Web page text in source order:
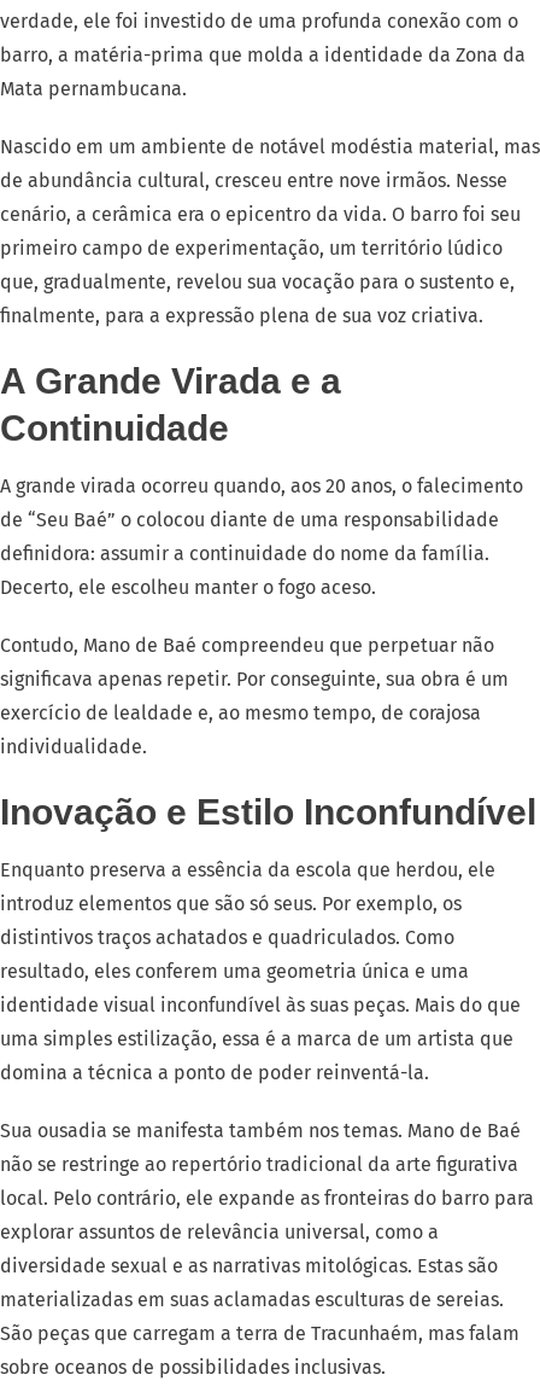
verdade, ele foi investido de uma profunda conexão com o
barro, a matéria-prima que molda a identidade da Zona da
Mata pernambucana.
Nascido em um ambiente de notável modéstia material, mas
de abundância cultural, cresceu entre nove irmãos. Nesse
cenário, a cerâmica era o epicentro da vida. O barro foi seu
primeiro campo de experimentação, um território lúdico
que, gradualmente, revelou sua vocação para o sustento e,
finalmente, para a expressão plena de sua voz criativa.
A Grande Virada e a
Continuidade
A grande virada ocorreu quando, aos 20 anos, o falecimento
de “Seu Baé” o colocou diante de uma responsabilidade
definidora: assumir a continuidade do nome da família.
Decerto, ele escolheu manter o fogo aceso.
Contudo, Mano de Baé compreendeu que perpetuar não
significava apenas repetir. Por conseguinte, sua obra é um
exercício de lealdade e, ao mesmo tempo, de corajosa
individualidade.
Inovação e Estilo Inconfundível
Enquanto preserva a essência da escola que herdou, ele
introduz elementos que são só seus. Por exemplo, os
distintivos traços achatados e quadriculados. Como
resultado, eles conferem uma geometria única e uma
identidade visual inconfundível às suas peças. Mais do que
uma simples estilização, essa é a marca de um artista que
domina a técnica a ponto de poder reinventá-la.
Sua ousadia se manifesta também nos temas. Mano de Baé
não se restringe ao repertório tradicional da arte figurativa
local. Pelo contrário, ele expande as fronteiras do barro para
explorar assuntos de relevância universal, como a
diversidade sexual e as narrativas mitológicas. Estas são
materializadas em suas aclamadas esculturas de sereias.
São peças que carregam a terra de Tracunhaém, mas falam
sobre oceanos de possibilidades inclusivas.